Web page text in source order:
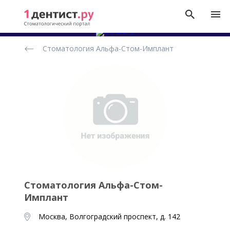
стоматологических
Стоматология Альфа-Стом-Имплант
Стоматология Альфа-Стом-
Имплант
Москва, Волгоградский проспект, д. 142